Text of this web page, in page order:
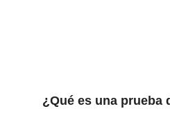
¿Qué es una prueba